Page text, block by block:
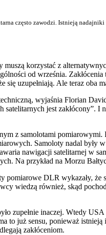
często zawodzi. Istnieją nadajniki
korzystać z
od września.
się uzupełniają. Ale teraz oba
wyjaśnia Florian
jest zakłócony”.
z samolotami pomiarowymi.
Samoloty nadal
nawigacji satelitarnej w
Na przykład na Morzu
DLR wykazały,
wiedzą również, skąd
zupełnie inaczej. Wtedy
to już sensu, ponieważ
zakłóceniom.